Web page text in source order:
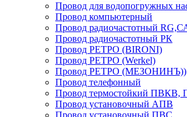
Провод для водопогружных
Провод компьютерный
Провод радиочастотный
Провод радиочастотный РК
Провод РЕТРО (BIRONI)
Провод РЕТРО (Werkel)
Провод РЕТРО (МЕЗОНИНЪ))
Провод телефонный
Провод термостойкий
Провод установочный АПВ